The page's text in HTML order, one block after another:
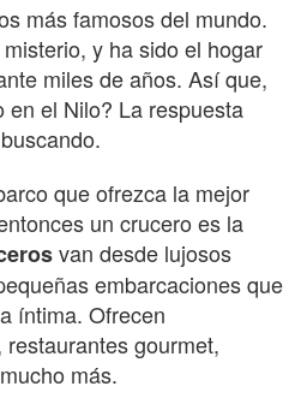
más famosos del mundo.
y ha sido el hogar
miles de años. Así que,
en el Nilo? La respuesta
que ofrezca la mejor
un crucero es la
van desde lujosos
embarcaciones que
íntima. Ofrecen
gourmet,
más.